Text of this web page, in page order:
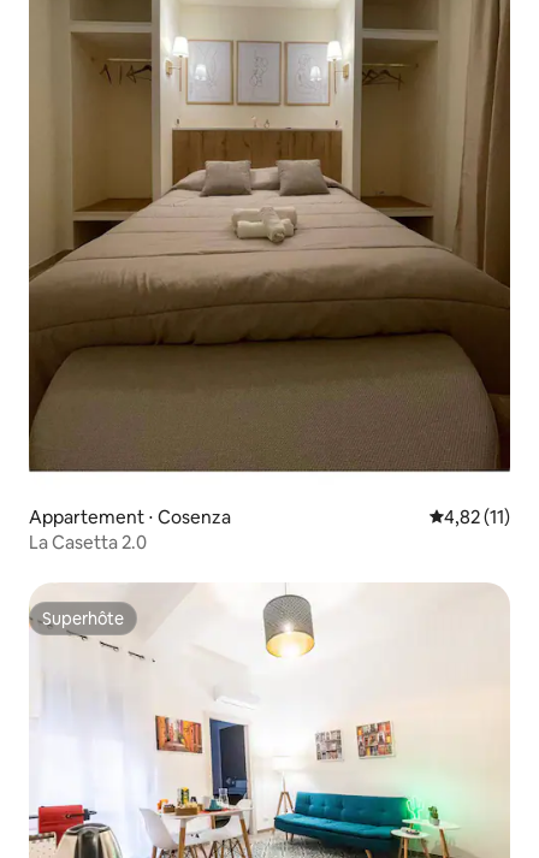
Appartement ⋅ Cosenza Évaluation
4,82 (11)
La Casetta 2.0
Superhôte
Superhôte